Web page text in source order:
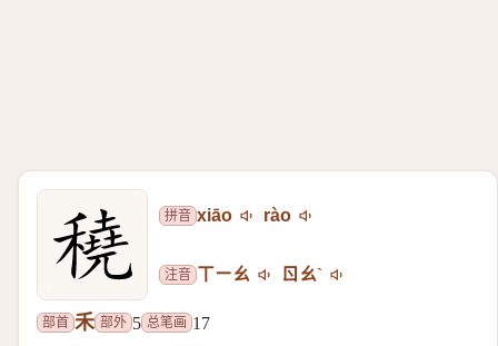
拼音 xiāo rào
注音 ㄒㄧㄠ ㄖㄠˋ
部首 禾 部外 5 总笔画 17